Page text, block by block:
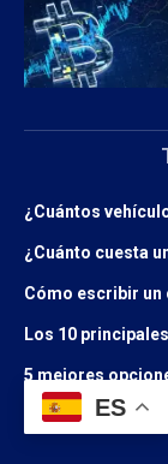
¿Cuántos
¿Cuánto cuesta
Cómo escribir un
Los 10
5 mejores
¿Buscas una
ES